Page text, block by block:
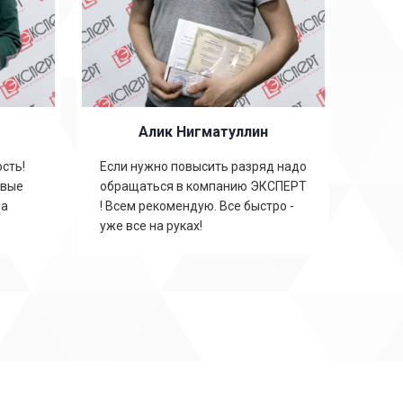
Алик Нигматуллин
Если нужно повысить разряд надо
обращаться в компанию ЭКСПЕРТ
! Всем рекомендую. Все быстро -
уже все на руках!